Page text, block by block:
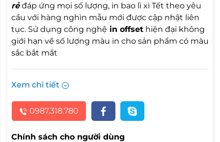
rẻđáp ứng mọi số lượng, in bao lì xì Tết theo yêu
cầu với hàng nghìn mẫu mới được cập nhật liên
tục. Sử dụng công nghệ in offset hiện đại không
giới hạn về số lượng màu in cho sản phẩm có màu
sắc bắt mắt
Xem chi tiết
0987.318.780
Chính sách cho người dùng